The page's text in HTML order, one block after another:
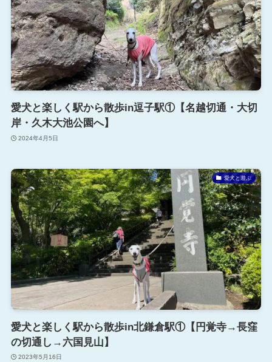
愛犬と楽しく駅から散歩in逗子駅①【名越切通・大切
岸・久木大池公園へ】
2024年4月5日
愛犬と遊ぶ
愛犬と楽しく駅から散歩in北鎌倉駅①【円覚寺→長窪
の切通し→六国見山】
2023年5月16日